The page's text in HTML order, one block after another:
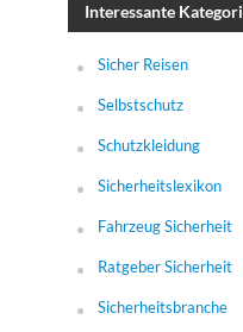
Interessante
Sicher Reisen
Selbstschutz
Schutzkleidung
Sicherheitslexikon
Fahrzeug Sicherheit
Ratgeber Sicherheit
Sicherheitsbranche